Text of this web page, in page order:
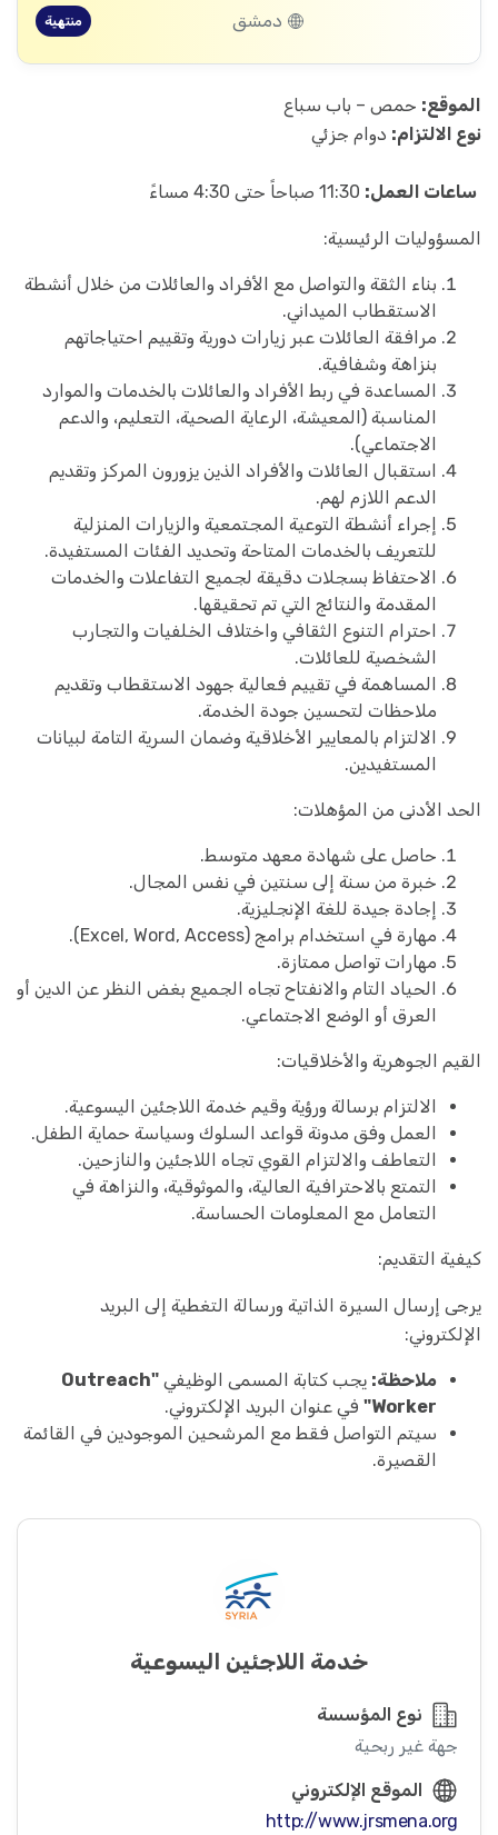
دمشق منتهية
الموقع: حمص – باب سباع
نوع الالتزام: دوام جزئي
ساعات العمل:
المسؤوليات الرئيسية:
بناء الثقة والتواصل مع الأفراد والعائلات من خلال أنشطة
الاستقطاب الميداني.
مرافقة العائلات عبر زيارات دورية وتقييم احتياجاتهم
بنزاهة وشفافية.
المساعدة في ربط الأفراد والعائلات بالخدمات والموارد
المناسبة (المعيشة، الرعاية الصحية، التعليم، والدعم
الاجتماعي).
استقبال العائلات والأفراد الذين يزورون المركز وتقديم
الدعم اللازم لهم.
إجراء أنشطة التوعية المجتمعية والزيارات المنزلية
للتعريف بالخدمات المتاحة وتحديد الفئات المستفيدة.
الاحتفاظ بسجلات دقيقة لجميع التفاعلات والخدمات
المقدمة والنتائج التي تم تحقيقها.
احترام التنوع الثقافي واختلاف الخلفيات والتجارب
الشخصية للعائلات.
المساهمة في تقييم فعالية جهود الاستقطاب وتقديم
ملاحظات لتحسين جودة الخدمة.
الالتزام بالمعايير الأخلاقية وضمان السرية التامة لبيانات
المستفيدين.
الحد الأدنى من المؤهلات:
حاصل على شهادة معهد متوسط.
خبرة من سنة إلى سنتين في نفس المجال.
إجادة جيدة للغة الإنجليزية.
مهارة في استخدام برامج (Excel, Word, Access).
مهارات تواصل ممتازة.
الحياد التام والانفتاح تجاه الجميع بغض النظر عن الدين أو
العرق أو الوضع الاجتماعي.
القيم الجوهرية والأخلاقيات:
الالتزام برسالة ورؤية وقيم خدمة اللاجئين اليسوعية.
العمل وفق مدونة قواعد السلوك وسياسة حماية الطفل.
التعاطف والالتزام القوي تجاه اللاجئين والنازحين.
التمتع بالاحترافية العالية، والموثوقية، والنزاهة في
التعامل مع المعلومات الحساسة.
كيفية التقديم:
يرجى إرسال السيرة الذاتية ورسالة التغطية إلى البريد
الإلكتروني:
ملاحظة: يجب كتابة المسمى الوظيفي
"Outreach
Worker"
في عنوان البريد الإلكتروني.
سيتم التواصل فقط مع المرشحين الموجودين في القائمة
القصيرة.
خدمة اللاجئين اليسوعية
نوع المؤسسة
جهة غير ربحية
الموقع الإلكتروني
http://www.jrsmena.org